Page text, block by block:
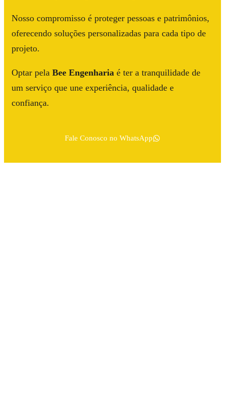
Nosso compromisso é proteger pessoas e patrimônios,
oferecendo soluções personalizadas para cada tipo de
projeto.
Optar pela Bee Engenharia é ter a tranquilidade de
um serviço que une experiência, qualidade e
confiança.
Fale Conosco no WhatsApp